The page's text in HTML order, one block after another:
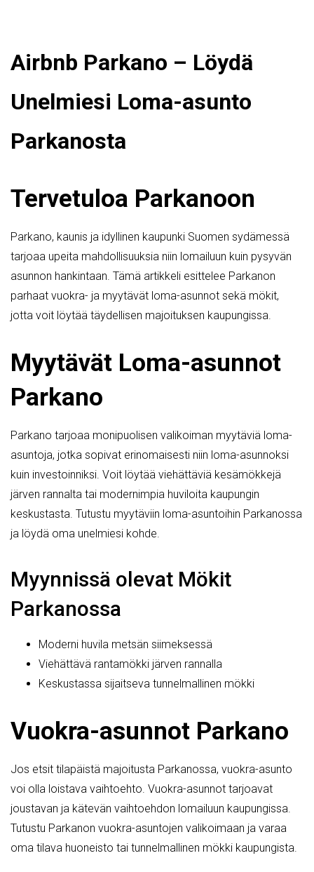
Airbnb Parkano – Löydä
Unelmiesi Loma-asunto
Parkanosta
Tervetuloa Parkanoon
Parkano, kaunis ja idyllinen kaupunki Suomen sydämessä
tarjoaa upeita mahdollisuuksia niin lomailuun kuin pysyvän
asunnon hankintaan. Tämä artikkeli esittelee Parkanon
parhaat vuokra- ja myytävät loma-asunnot sekä mökit,
jotta voit löytää täydellisen majoituksen kaupungissa.
Myytävät Loma-asunnot
Parkano
Parkano tarjoaa monipuolisen valikoiman myytäviä loma-
asuntoja, jotka sopivat erinomaisesti niin loma-asunnoksi
kuin investoinniksi. Voit löytää viehättäviä kesämökkejä
järven rannalta tai modernimpia huviloita kaupungin
keskustasta. Tutustu myytäviin loma-asuntoihin Parkanossa
ja löydä oma unelmiesi kohde.
Myynnissä olevat Mökit
Parkanossa
Moderni huvila metsän siimeksessä
Viehättävä rantamökki järven rannalla
Keskustassa sijaitseva tunnelmallinen mökki
Vuokra-asunnot Parkano
Jos etsit tilapäistä majoitusta Parkanossa, vuokra-asunto
voi olla loistava vaihtoehto. Vuokra-asunnot tarjoavat
joustavan ja kätevän vaihtoehdon lomailuun kaupungissa.
Tutustu Parkanon vuokra-asuntojen valikoimaan ja varaa
oma tilava huoneisto tai tunnelmallinen mökki kaupungista.